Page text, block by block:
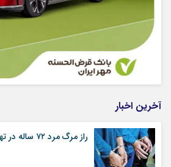
آخرین اخبار
راز مرگ مرد ۷۲ ساله در تهرانپارس فاش شد